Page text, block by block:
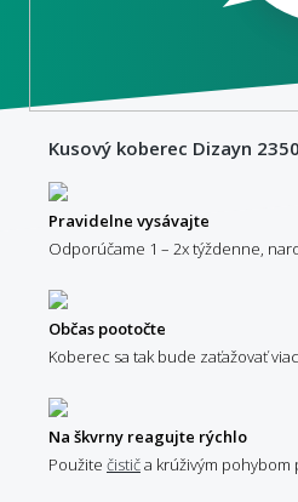
Kusový koberec Dizayn
Pravidelne vysávajte
Odporúčame 1 – 2x týždenne,
Občas pootočte
Koberec sa tak bude zaťažovať
Na škvrny reagujte rýchlo
Použite čističa krúživým pohybom